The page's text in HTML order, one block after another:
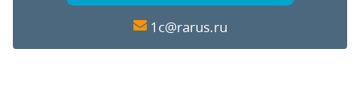
1c@rarus.ru